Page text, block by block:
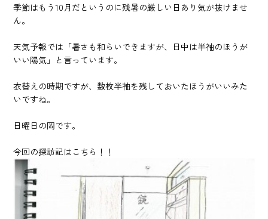
季節はもう10月だというのに残暑の厳しい日あり気が抜けませ
ん。
天気予報では「暑さも和らいできますが、日中は半袖のほうが
いい陽気」と言っています。
衣替えの時期ですが、数枚半袖を残しておいたほうがいいみた
いですね。
日曜日の岡です。
今回の探訪記はこちら！！